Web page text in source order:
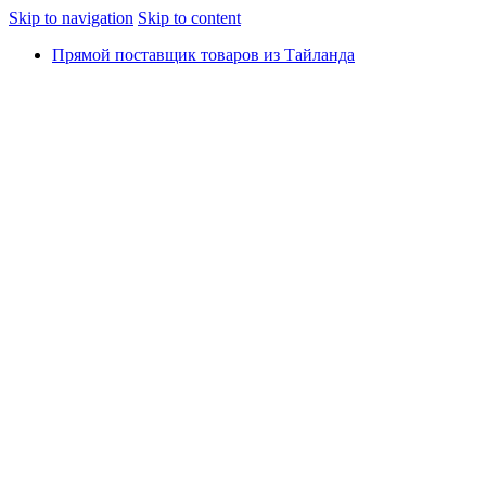
Skip to navigation Skip to content
Прямой поставщик товаров из Тайланда